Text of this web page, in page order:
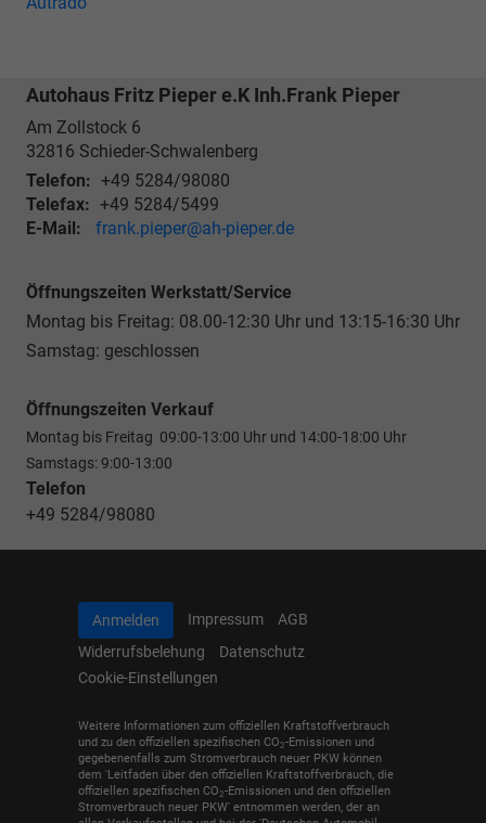
Autohaus Fritz Pieper e.K Inh.Frank Pieper
Am Zollstock 6
32816 Schieder-Schwalenberg
Telefon: +49 5284/98080
Telefax: +49 5284/5499
E-Mail:
frank.pieper@ah-pieper.de
Öffnungszeiten Werkstatt/Service
Montag bis Freitag: 08.00-12:30 Uhr und 13:15-16:30 Uhr
Samstag: geschlossen
Öffnungszeiten Verkauf
Montag bis Freitag 09:00-13:00 Uhr und 14:00-18:00 Uhr
Samstags: 9:00-13:00
Telefon
+49 5284/98080
Anmelden Impressum
AGB
Widerrufsbelehung
Datenschutz
Cookie-Einstellungen
Weitere Informationen zum offiziellen Kraftstoffverbrauch
und zu den offiziellen spezifischen CO2-Emissionen und
gegebenenfalls zum Stromverbrauch neuer PKW können
dem 'Leitfaden über den offiziellen Kraftstoffverbrauch, die
offiziellen spezifischen CO2-Emissionen und den offiziellen
Stromverbrauch neuer PKW' entnommen werden, der an